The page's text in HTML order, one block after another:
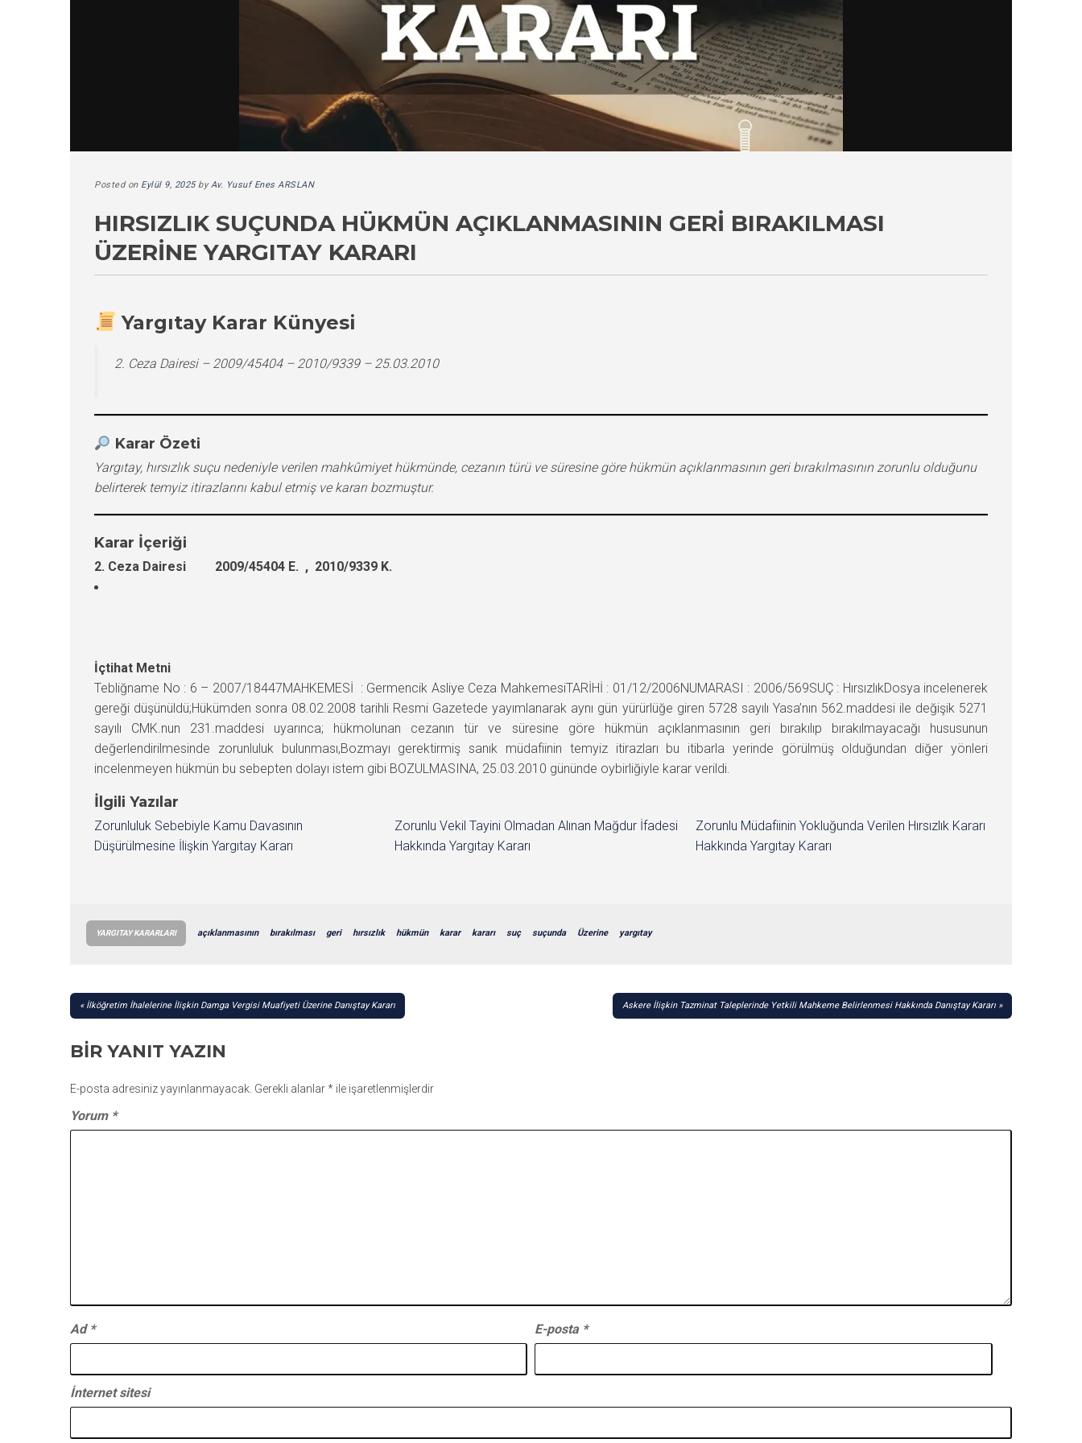
Posted on Eylül 9, 2025byAv. Yusuf Enes ARSLAN
HIRSIZLIK SUÇUNDA HÜKMÜN AÇIKLANMASININ GERI BIRAKILMASI
ÜZERINE YARGITAY KARARI
Yargıtay Karar Künyesi
2. Ceza Dairesi – 2009/45404 – 2010/9339 – 25.03.2010
Karar Özeti
Yargıtay, hırsızlık suçu nedeniyle verilen mahkûmiyet hükmünde, cezanın türü ve süresine göre hükmün açıklanmasının geri bırakılmasının zorunlu olduğunu
belirterek temyiz itirazlarını kabul etmiş ve kararı bozmuştur.
Karar İçeriği
2. Ceza Dairesi 2009/45404 E. , 2010/9339 K.
İçtihat Metni
Tebliğname No : 6 – 2007/18447MAHKEMESİ : Germencik Asliye Ceza MahkemesiTARİHİ : 01/12/2006NUMARASI : 2006/569SUÇ : HırsızlıkDosya incelenerek
gereği düşünüldü;Hükümden sonra 08.02.2008 tarihli Resmi Gazetede yayımlanarak aynı gün yürürlüğe giren 5728 sayılı Yasa’nın 562.maddesi ile değişik 5271
sayılı CMK.nun 231.maddesi uyarınca; hükmolunan cezanın tür ve süresine göre hükmün açıklanmasının geri bırakılıp bırakılmayacağı hususunun
değerlendirilmesinde zorunluluk bulunması,Bozmayı gerektirmiş sanık müdafiinin temyiz itirazları bu itibarla yerinde görülmüş olduğundan diğer yönleri
incelenmeyen hükmün bu sebepten dolayı istem gibi BOZULMASINA, 25.03.2010 gününde oybirliğiyle karar verildi.
İlgili Yazılar
Zorunluluk Sebebiyle Kamu Davasının
Düşürülmesine İlişkin Yargıtay Kararı
Zorunlu Vekil Tayini Olmadan Alınan Mağdur İfadesi
Hakkında Yargıtay Kararı
Zorunlu Müdafiinin Yokluğunda Verilen Hırsızlık Kararı
Hakkında Yargıtay Kararı
YARGITAY KARARLARI açıklanmasının bırakılması geri hırsızlık hükmün karar kararı suç suçunda Üzerine yargıtay
YAZI
İlköğretim İhalelerine İlişkin Damga Vergisi Muafiyeti Üzerine Danıştay Kararı Askere İlişkin Tazminat Taleplerinde Yetkili Mahkeme Belirlenmesi Hakkında Danıştay Kararı
BIR YANIT YAZIN
E-posta adresiniz yayınlanmayacak. Gerekli alanlar* ile işaretlenmişlerdir
Yorum *
Ad * E-posta *
İnternet sitesi